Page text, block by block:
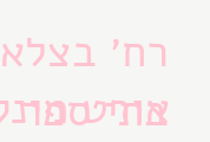
בתי ספר
רח׳ בצלאל 57,
אורט